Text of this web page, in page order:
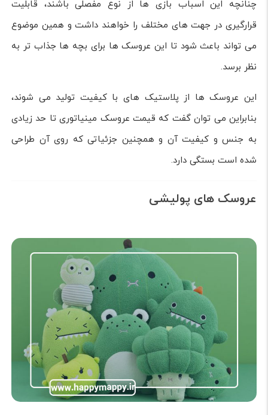
چنانچه این اسباب بازی ها از نوع مفصلی باشند، قابلیت
قرارگیری در جهت های مختلف را خواهند داشت و همین موضوع
می تواند باعث شود تا این عروسک ها برای بچه ها جذاب تر به
نظر برسد.
این عروسک ها از پلاستیک های با کیفیت تولید می شوند،
بنابراین می توان گفت که قیمت عروسک مینیاتوری تا حد زیادی
به جنس و کیفیت آن و همچنین جزئیاتی که روی آن طراحی
شده است بستگی دارد.
عروسک های پولیشی